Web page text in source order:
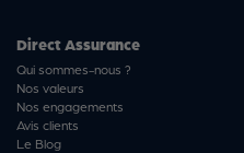
Direct Assurance
Qui sommes-nous ?
Nos valeurs
Nos engagements
Avis clients
Le Blog